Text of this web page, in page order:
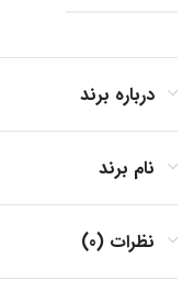
درباره برند
نام برند
نظرات (0)